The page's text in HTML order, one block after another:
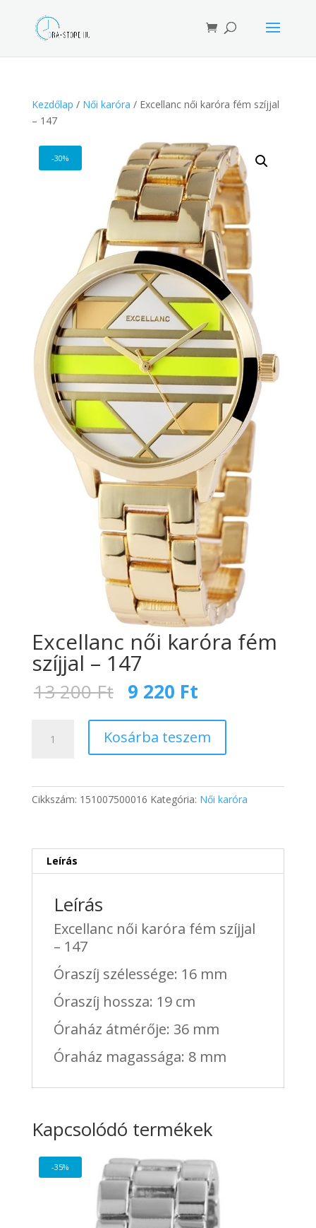
search
Kezdőlap / Női karóra / Excellanc női karóra fém szíjjal
– 147
-30%
Excellanc női karóra fém
szíjjal – 147
13 200Ft Original
price
was:
13
200 Ft.
9 220 Ft
is:
9
220 Ft.
szíjjal
Kosárba teszem
Cikkszám: 151007500016 Kategória: Női karóra
Leírás
Leírás
Excellanc női karóra fém szíjjal
– 147
Óraszíj szélessége: 16 mm
Óraszíj hossza: 19 cm
Óraház átmérője: 36 mm
Óraház magassága: 8 mm
Kapcsolódó termékek
-35%